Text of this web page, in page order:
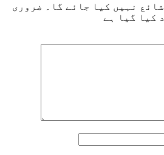
نہیں کیا جائے گا۔
ضروری
کیا گیا ہے